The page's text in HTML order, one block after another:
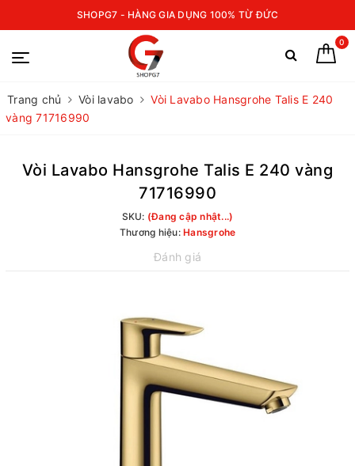
SHOPG7 - HÀNG GIA DỤNG 100% TỪ ĐỨC
0
Trang chủ Vòi lavabo
Vòi Lavabo Hansgrohe Talis E 240
vàng 71716990
Vòi Lavabo Hansgrohe Talis E 240 vàng
71716990
SKU: (Đang cập nhật...)
Thương hiệu: Hansgrohe
Đánh giá